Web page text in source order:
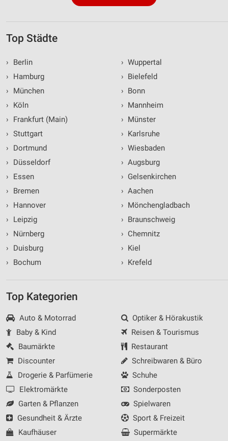
Top Städte
›
Berlin
›
Hamburg
›
München
›
Köln
›
Frankfurt (Main)
› Stuttgart
›
Dortmund
›
Düsseldorf
›
Essen
›
Bremen
›
Hannover
›
Leipzig
›
Nürnberg
›
Duisburg
›
Bochum
› Wuppertal
› Bielefeld
› Bonn
› Mannheim
› Münster
› Karlsruhe
› Wiesbaden
› Augsburg
› Gelsenkirchen
› Aachen
› Mönchengladbach
› Braunschweig
› Chemnitz
› Kiel
› Krefeld
Top Kategorien
Auto & Motorrad
Baby & Kind
Baumärkte
Discounter
Drogerie & Parfümerie
Elektromärkte
Garten & Pflanzen
Gesundheit & Ärzte
Kaufhäuser
Optiker & Hörakustik
Reisen & Tourismus
Restaurant
Schreibwaren & Büro
Schuhe
Sonderposten
Spielwaren
Sport & Freizeit
Supermärkte